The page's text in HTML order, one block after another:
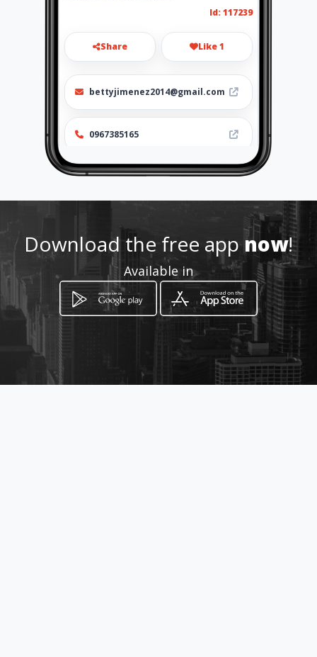
Id: 117239
Share Like 1
bettyjimenez2014@gmail.com
0967385165
http://bettyjimenez2014@gm
-
How to get
Download the free appnow!
Available in